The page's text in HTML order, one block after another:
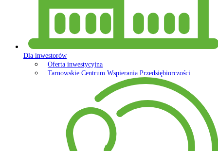
Dla inwestorów
Oferta inwestycyjna
Tarnowskie Centrum Wspierania Przedsiębiorczości